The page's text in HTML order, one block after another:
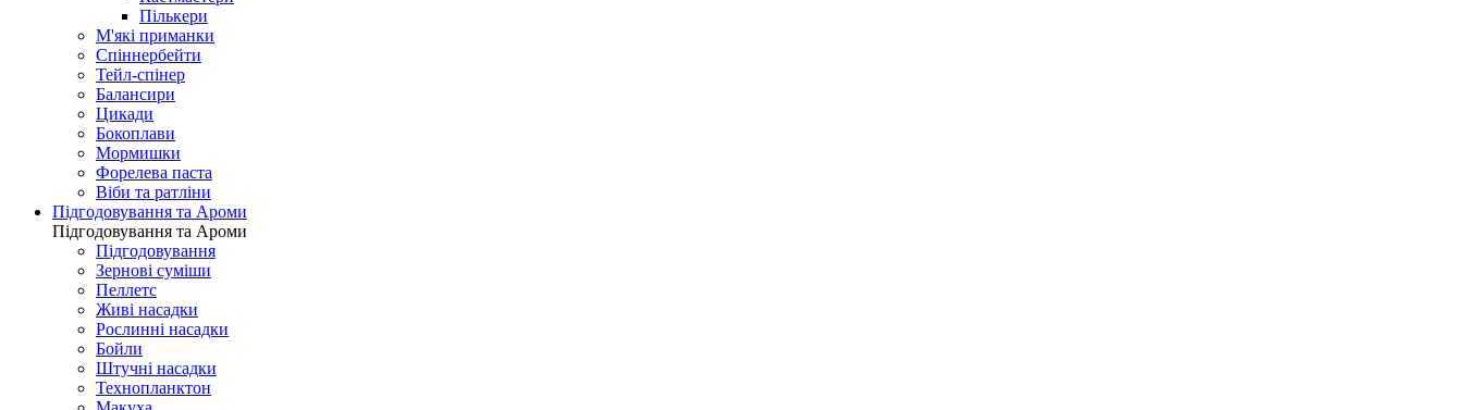
Пількери
М'які приманки
Спіннербейти
Тейл-спінер
Балансири
Цикади
Бокоплави
Мормишки
Форелева паста
Віби та ратліни
Підгодовування та Ароми
Підгодовування та Ароми
Підгодовування
Зернові суміши
Пеллетс
Живі насадки
Рослинні насадки
Бойли
Штучні насадки
Технопланктон